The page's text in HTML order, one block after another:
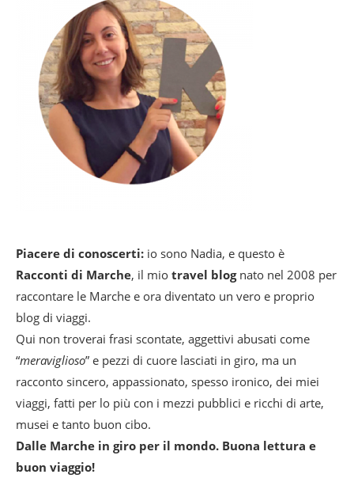
Piacere di conoscerti: io sono Nadia, e questo è
Racconti di Marche, il mio travel blognato nel 2008 per
raccontare le Marche e ora diventato un vero e proprio
blog di viaggi.
Qui non troverai frasi scontate, aggettivi abusati come
“meraviglioso” e pezzi di cuore lasciati in giro, ma un
racconto sincero, appassionato, spesso ironico, dei miei
viaggi, fatti per lo più con i mezzi pubblici e ricchi di arte,
musei e tanto buon cibo.
Dalle Marche in giro per il mondo. Buona lettura e
buon viaggio!